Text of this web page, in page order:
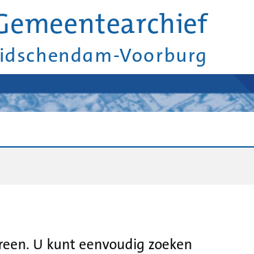
Voorburg
U kunt eenvoudig zoeken